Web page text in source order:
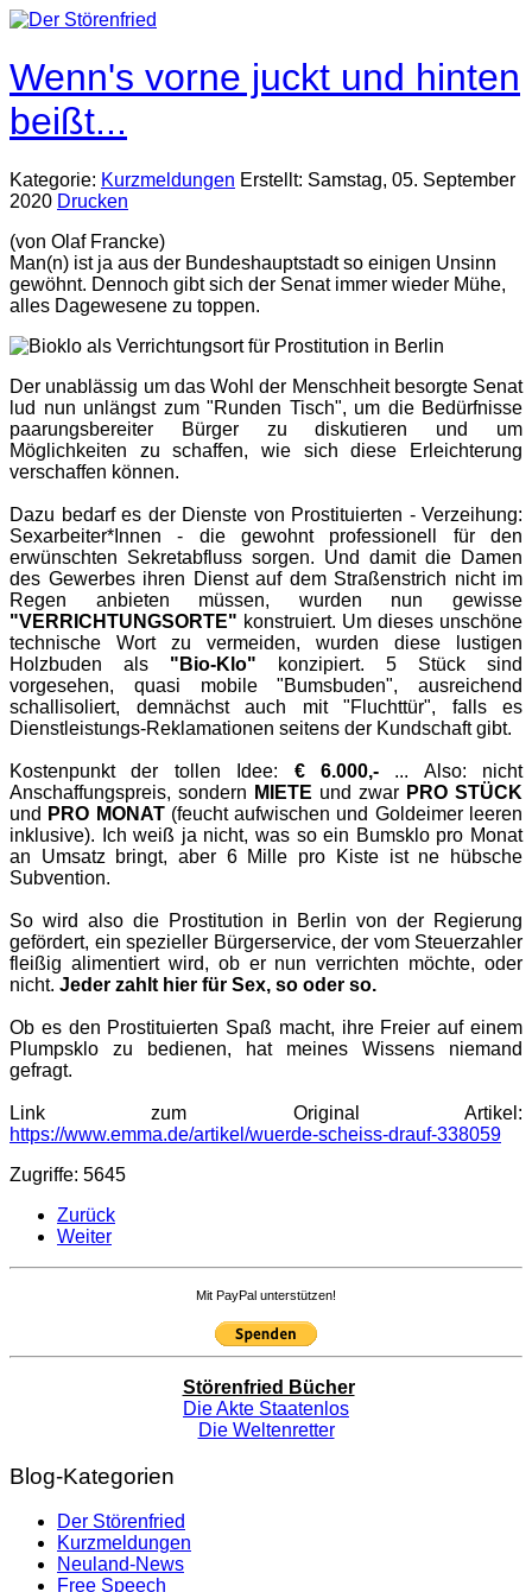
Wenn's vorne juckt und hinten
beißt...
Kategorie: Kurzmeldungen Erstellt: Samstag, 05. September
2020 Drucken
(von Olaf Francke)
Man(n) ist ja aus der Bundeshauptstadt so einigen Unsinn
gewöhnt. Dennoch gibt sich der Senat immer wieder Mühe,
alles Dagewesene zu toppen.
Der unablässig um das Wohl der Menschheit besorgte Senat
lud nun unlängst zum "Runden Tisch", um die Bedürfnisse
paarungsbereiter Bürger zu diskutieren und um
Möglichkeiten zu schaffen, wie sich diese Erleichterung
verschaffen können.
Dazu bedarf es der Dienste von Prostituierten - Verzeihung:
Sexarbeiter*Innen - die gewohnt professionell für den
erwünschten Sekretabfluss sorgen. Und damit die Damen
des Gewerbes ihren Dienst auf dem Straßenstrich nicht im
Regen anbieten müssen, wurden nun gewisse
"VERRICHTUNGSORTE" konstruiert. Um dieses unschöne
technische Wort zu vermeiden, wurden diese lustigen
Holzbuden als "Bio-Klo" konzipiert. 5 Stück sind
vorgesehen, quasi mobile "Bumsbuden", ausreichend
schallisoliert, demnächst auch mit "Fluchttür", falls es
Dienstleistungs-Reklamationen seitens der Kundschaft gibt.
Kostenpunkt der tollen Idee: € 6.000,-... Also: nicht
Anschaffungspreis, sondern MIETE und zwar PRO STÜCK
und PRO MONAT (feucht aufwischen und Goldeimer leeren
inklusive). Ich weiß ja nicht, was so ein Bumsklo pro Monat
an Umsatz bringt, aber 6 Mille pro Kiste ist ne hübsche
Subvention.
So wird also die Prostitution in Berlin von der Regierung
gefördert, ein spezieller Bürgerservice, der vom Steuerzahler
fleißig alimentiert wird, ob er nun verrichten möchte, oder
nicht. Jeder zahlt hier für Sex, so oder so.
Ob es den Prostituierten Spaß macht, ihre Freier auf einem
Plumpsklo zu bedienen, hat meines Wissens niemand
gefragt.
Link zum Original Artikel:
https://www.emma.de/artikel/wuerde-scheiss-drauf-338059
Zugriffe: 5645
Zurück
Weiter
Mit PayPal unterstützen!
Störenfried Bücher
Die Akte Staatenlos
Die Weltenretter
Blog-Kategorien
Der Störenfried
Kurzmeldungen
Neuland-News
Free Speech